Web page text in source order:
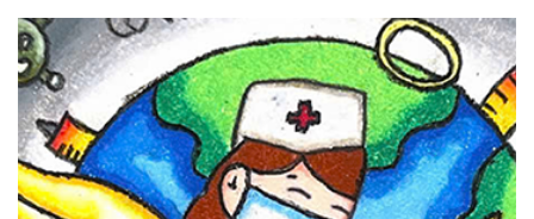
Nghiên cứu Phát triển Xã
hội_ISDS)